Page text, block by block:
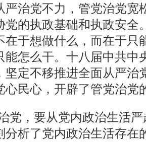
严治党不力，管党治党宽
党的执政基础和执政安全
在于想做什么，而在于只
能怎么干。十八届中共中
坚定不移推进全面从严治
心民心，开辟了管党治党
党，要从党内政治生活
分析了党内政治生活存在